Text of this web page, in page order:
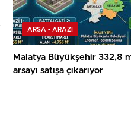
ARSA - ARAZİ
Malatya Büyükşehir 332,8
arsayı satışa çıkarıyor